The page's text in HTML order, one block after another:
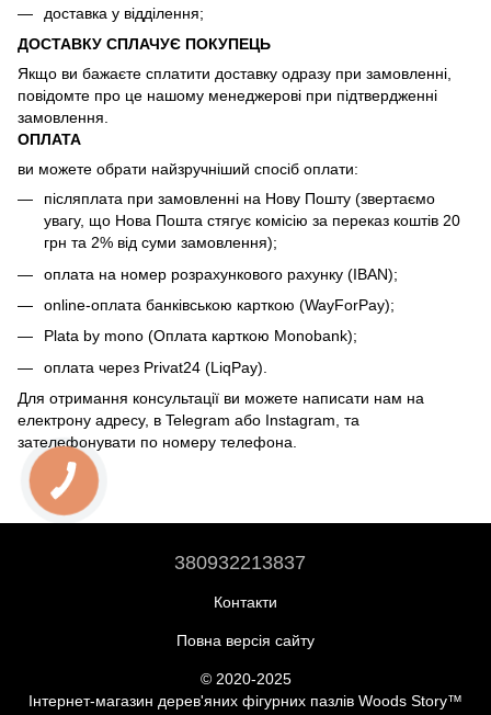
доставка у відділення;
ДОСТАВКУ СПЛАЧУЄ ПОКУПЕЦЬ
Якщо ви бажаєте сплатити доставку одразу при замовленні,
повідомте про це нашому менеджерові при підтвердженні
замовлення.
ОПЛАТА
ви можете обрати найзручніший спосіб оплати:
післяплата при замовленні на Нову Пошту (звертаємо
увагу, що Нова Пошта стягує комісію за переказ коштів 20
грн та 2% від суми замовлення);
оплата на номер розрахункового рахунку (IBAN);
online-оплата банківською карткою (WayForPay);
Plata by mono (Оплата карткою Monobank);
оплата через Privat24 (LiqPay).
Для отримання консультації ви можете написати нам на
електрону адресу, в Telegram або Instagram, та
зателефонувати по номеру телефона.
380932213837
Контакти
Повна версія сайту
© 2020-2025
Інтернет-магазин дерев'яних фігурних пазлів Woods Story™